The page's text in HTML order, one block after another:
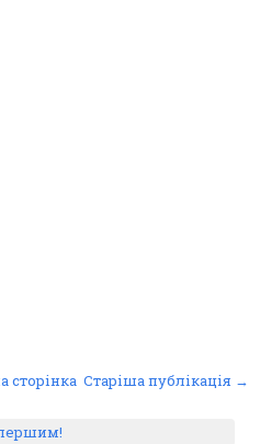
Старіша публікація →
сторінка